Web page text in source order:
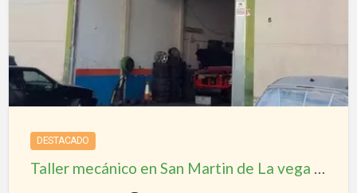
La
vega
–
Madrid
DESTACADO
Taller mecánico en San Martin de La vega – Madrid